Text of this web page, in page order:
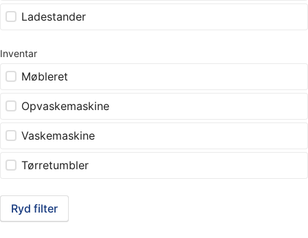
Ladestander
Inventar
Møbleret
Opvaskemaskine
Vaskemaskine
Tørretumbler
Ryd filter